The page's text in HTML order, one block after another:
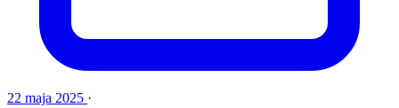
22 maja 2025 ·